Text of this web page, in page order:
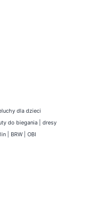
dla dzieci
do biegania
dresy
BRW
OBI